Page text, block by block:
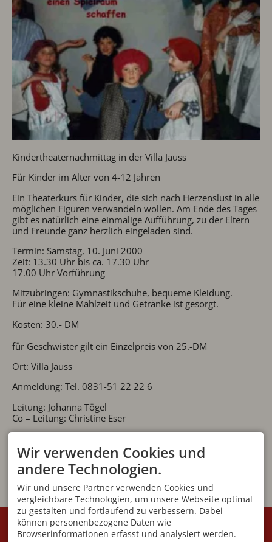
Kindertheaternachmittag in der Villa Jauss
Für Kinder im Alter von 4-12 Jahren
Ein Theaterkurs für Kinder, die sich nach Herzenslust in alle
möglichen Figuren verwandeln wollen. Am Ende des Tages
gibt es natürlich eine einmalige Aufführung, zu der Eltern
und Freunde ganz herzlich eingeladen sind.
Termin: Samstag, 10. Juni 2000
Zeit: 13.30 Uhr bis ca. 17.30 Uhr
17.00 Uhr Vorführung
Mitzubringen: Gymnastikschuhe, bequeme Kleidung.
Für eine kleine Mahlzeit und Getränke ist gesorgt.
Kosten: 30.- DM
für Geschwister gilt ein Einzelpreis von 25.-DM
Ort: Villa Jauss
Anmeldung: Tel. 0831-51 22 22 6
Leitung: Johanna Tögel
Co – Leitung: Christine Eser
KONTAKT
Initiative Villa Jauss e.V
VEREIN
Geschäftsstelle:
Wir verwenden Cookies und
andere Technologien.
Wir und unsere Partner verwenden Cookies und
vergleichbare Technologien, um unsere Webseite optimal
zu gestalten und fortlaufend zu verbessern. Dabei
können personenbezogene Daten wie
Browserinformationen erfasst und analysiert werden.